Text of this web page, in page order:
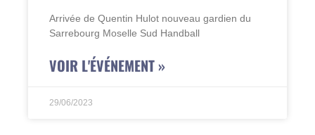
Arrivée de Quentin Hulot nouveau gardien du
Sarrebourg Moselle Sud Handball
VOIR L'ÉVÉNEMENT »
29/06/2023